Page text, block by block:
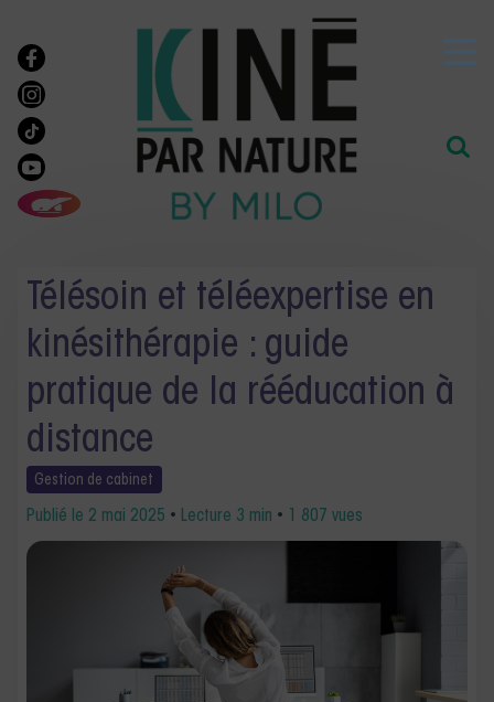
Télésoin et téléexpertise en
kinésithérapie : guide
pratique de la rééducation à
distance
Gestion de cabinet
Publié le 2 mai 2025 • Lecture 3 min • 1 807 vues